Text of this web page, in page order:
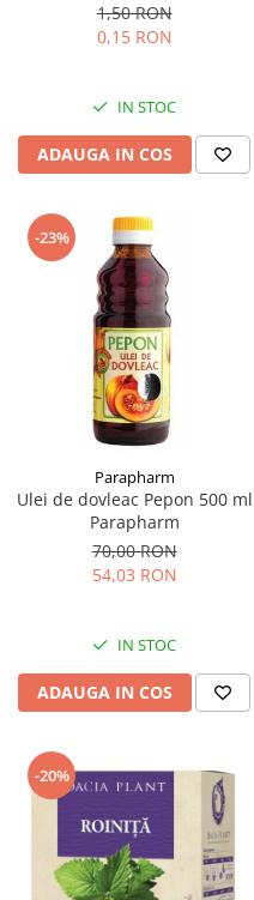
1,50 RON
0,15 RON
IN STOC
ADAUGA IN COS
-23%
Parapharm
Ulei de dovleac Pepon 500 ml
Parapharm
70,00 RON
54,03 RON
IN STOC
ADAUGA IN COS
-20%